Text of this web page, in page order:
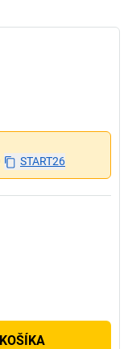
START26